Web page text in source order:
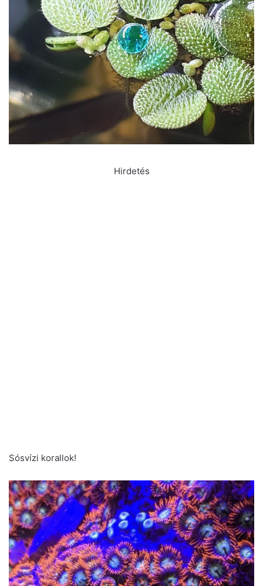
Hirdetés
Sósvízi korallok!